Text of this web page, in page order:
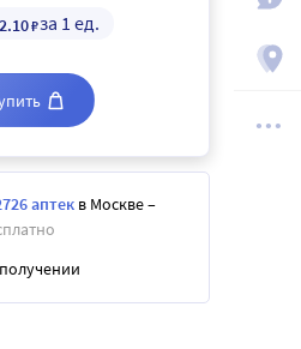
.10₽за 1 ед.
аптек в Москве–